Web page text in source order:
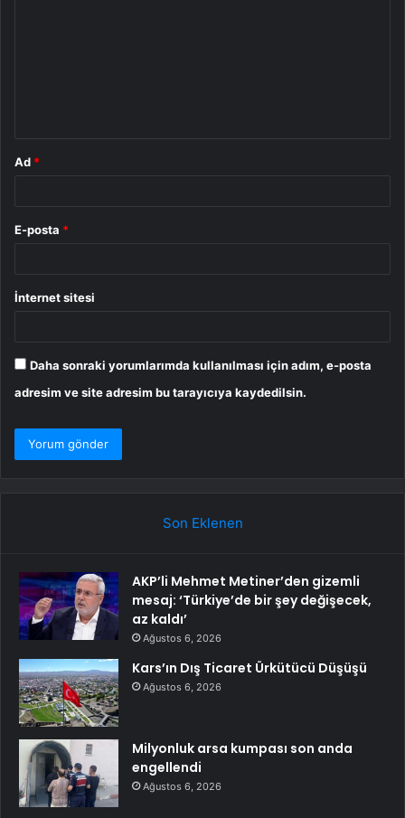
Ad *
E-posta *
İnternet sitesi
Daha sonraki yorumlarımda kullanılması için adım, e-posta
adresim ve site adresim bu tarayıcıya kaydedilsin.
Son Eklenen
AKP’li Mehmet Metiner’den gizemli
mesaj: ‘Türkiye’de bir şey değişecek,
az kaldı’
Ağustos 6, 2026
Kars’ın Dış Ticaret Ürkütücü Düşüşü
Ağustos 6, 2026
Milyonluk arsa kumpası son anda
engellendi
Ağustos 6, 2026